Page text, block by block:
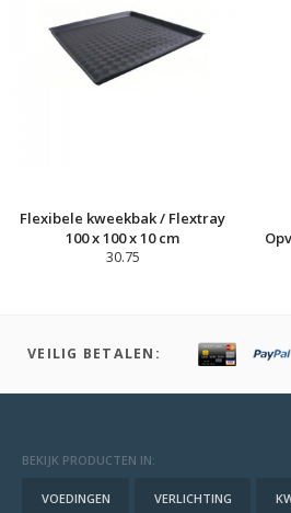
Flexibele kweekbak / Flextray
100 x 100 x 10 cm
30.75
VEILIG BETALEN:
BEKIJK PRODUCTEN IN:
VOEDINGEN VERLICHTING